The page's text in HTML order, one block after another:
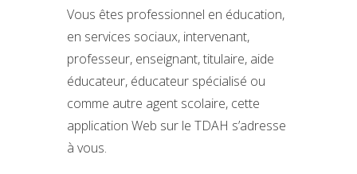
Vous êtes professionnel en éducation,
en services sociaux, intervenant,
professeur, enseignant, titulaire, aide
éducateur, éducateur spécialisé ou
comme autre agent scolaire, cette
application Web sur le TDAH s’adresse
à vous.